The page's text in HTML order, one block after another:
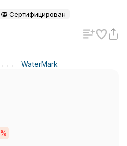
Сертифицирован
WaterMark